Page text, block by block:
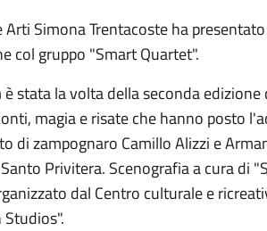
Arti Simona Trentacoste ha
col gruppo "Smart Quartet".
stata la volta della seconda
magia e risate che hanno posto
di zampognaro Camillo Alizzi e
Privitera. Scenografia a cura di
dal Centro culturale e